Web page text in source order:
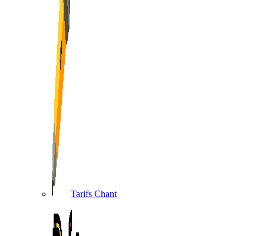
Tarifs Chant